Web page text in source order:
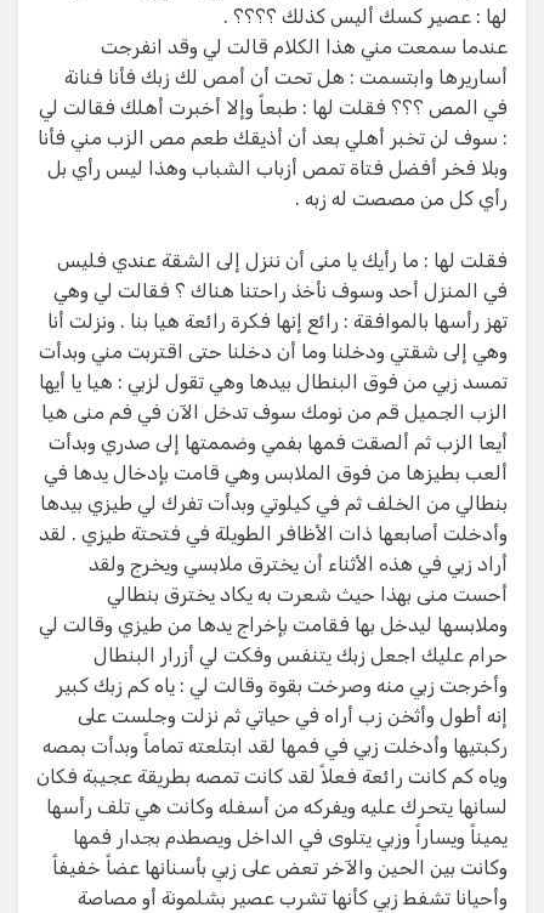
لها : عصير كسك أليس كذلك ؟؟؟؟ .
عندما سمعت مني هذا الكلام قالت لي وقد انفرجت
أساريرها وابتسمت : هل تحت أن أمص لك زبك فأنا فنانة
في المص ؟؟؟ فقلت لها : طبعاً وإلا أخبرت أهلك فقالت لي
: سوف لن تخبر أهلي بعد أن أذيقك طعم مص الزب مني فأنا
وبلا فخر أفضل فتاة تمص أزباب الشباب وهذا ليس رأي بل
رأي كل من مصصت له زبه .
فقلت لها : ما رأيك يا منى أن ننزل إلى الشقة عندي فليس
في المنزل أحد وسوف نأخذ راحتنا هناك ؟ فقالت لي وهي
تهز رأسها بالموافقة : رائع إنها فكرة رائعة هيا بنا . ونزلت أنا
وهي إلى شقتي ودخلنا وما أن دخلنا حتى اقتربت مني وبدأت
تمسد زبي من فوق البنطال بيدها وهي تقول لزبي : هيا يا أيها
الزب الجميل قم من نومك سوف تدخل الآن في فم منى هيا
أيعا الزب ثم ألصقت فمها بفمي وضممتها إلى صدري وبدأت
ألعب بطيزها من فوق الملابس وهي قامت بإدخال يدها في
بنطالي من الخلف ثم في كيلوتي وبدأت تفرك لي طيزي بيدها
وأدخلت أصابعها ذات الأظافر الطويلة في فتحتة طيزي . لقد
أراد زبي في هذه الأثناء أن يخترق ملابسي ويخرج ولقد
أحست منى بهذا حيث شعرت به يكاد يخترق بنطالي
وملابسها ليدخل بها فقامت بإخراج يدها من طيزي وقالت لي
حرام عليك اجعل زبك يتنفس وفكت لي أزرار البنطال
وأخرجت زبي منه وصرخت بقوة وقالت لي : ياه كم زبك كبير
إنه أطول وأثخن زب أراه في حياتي ثم نزلت وجلست على
ركبتيها وأدخلت زبي في فمها لقد ابتلعته تماماً وبدأت بمصه
وياه كم كانت رائعة فعلاً لقد كانت تمصه بطريقة عجيبة فكان
لسانها يتحرك عليه ويفركه من أسفله وكانت هي تلف رأسها
يميناً ويساراً وزبي يتلوى في الداخل ويصطدم بجدار فمها
وكانت بين الحين والآخر تعض على زبي بأسنانها عضاً خفيفاً
وأحيانا تشفط زبي كأنها تشرب عصير بشلمونة أو مصاصة